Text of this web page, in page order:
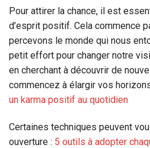
Pour attirer la chance, il est
d’esprit positif. Cela commence
percevons le monde qui nous
petit effort pour changer notre
en cherchant à découvrir de
commencez à élargir vos
un karma positif au quotidien
Certaines techniques peuvent
ouverture : 5 outils à adopter